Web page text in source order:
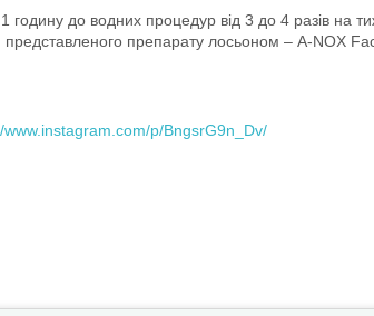
до водних процедур від 3 до 4 разів на
препарату лосьоном – A-NOX
www.instagram.com/p/BngsrG9n_Dv/